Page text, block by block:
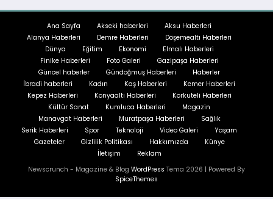
Ana Sayfa Akseki haberleri
Aksu Haberleri
Alanya Haberleri
Demre Haberleri
Döşemealtı Haberleri
Dünya
Eğitim Ekonomi
Elmalı Haberleri
Finike Haberleri
Foto Galeri
Gazipaşa Haberleri
Güncel haberler
Gündoğmuş Haberleri
Haberler
İbradi haberleri
Kadın Kaş Haberleri
Kemer Haberleri
Kepez Haberleri
Konyaaltı Haberleri
Korkuteli Haberleri
Kültür Sanat
Kumluca Haberleri
Magazin
Manavgat Haberleri
Muratpaşa Haberleri
Sağlık
Serik Haberleri
Spor Teknoloji Video Galeri
Yaşam
Gazeteler
Gizlilik Politikası Hakkımızda
Künye
İletişim
Reklam
Newscrunch - Magazine & Blog WordPress Tema 2026 | Powered By
SpiceThemes